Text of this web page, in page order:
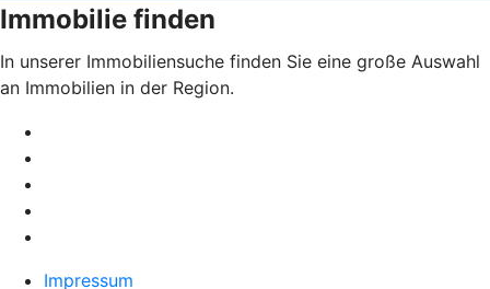
Immobilie finden
In unserer Immobiliensuche finden Sie eine große Auswahl
an Immobilien in der Region.
Impressum